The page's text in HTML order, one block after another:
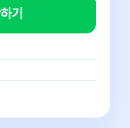
기